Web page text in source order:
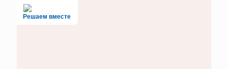
Решаем вместе